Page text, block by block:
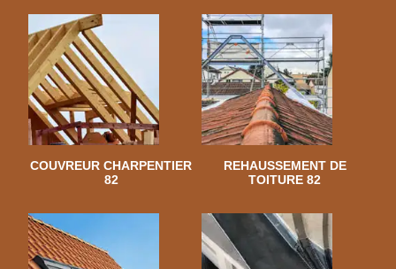
COUVREUR CHARPENTIER
82
REHAUSSEMENT DE
TOITURE 82